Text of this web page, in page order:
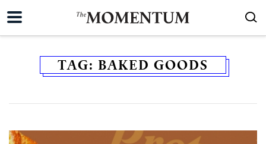
TAG: BAKED GOODS